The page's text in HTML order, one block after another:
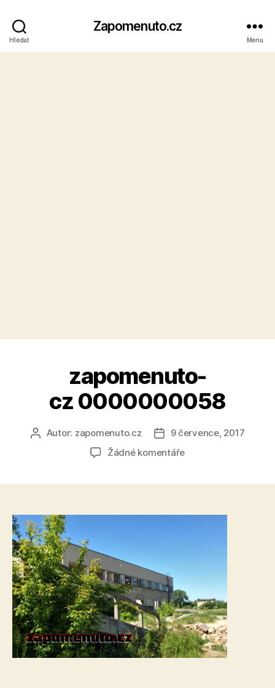
Hledat
Zapomenuto.cz
Menu
zapomenuto-
cz 0000000058
AutorAutor: zapomenuto.cz
Datum
příspěvku
9 července, 2017
Žádné komentářeu